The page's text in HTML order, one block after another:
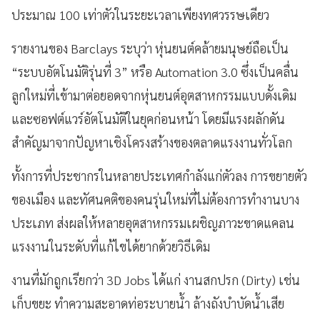
ประมาณ 100 เท่าตัวในระยะเวลาเพียงทศวรรษเดียว
รายงานของ Barclays ระบุว่า หุ่นยนต์คล้ายมนุษย์ถือเป็น
“ระบบอัตโนมัติรุ่นที่ 3” หรือ Automation 3.0 ซึ่งเป็นคลื่น
ลูกใหม่ที่เข้ามาต่อยอดจากหุ่นยนต์อุตสาหกรรมแบบดั้งเดิม
และซอฟต์แวร์อัตโนมัติในยุคก่อนหน้า โดยมีแรงผลักดัน
สำคัญมาจากปัญหาเชิงโครงสร้างของตลาดแรงงานทั่วโลก
ทั้งการที่ประชากรในหลายประเทศกำลังแก่ตัวลง การขยายตัว
ของเมือง และทัศนคติของคนรุ่นใหม่ที่ไม่ต้องการทำงานบาง
ประเภท ส่งผลให้หลายอุตสาหกรรมเผชิญภาวะขาดแคลน
แรงงานในระดับที่แก้ไขได้ยากด้วยวิธีเดิม
งานที่มักถูกเรียกว่า 3D Jobs ได้แก่ งานสกปรก (Dirty) เช่น
เก็บขยะ ทำความสะอาดท่อระบายน้ำ ล้างถังบำบัดน้ำเสีย